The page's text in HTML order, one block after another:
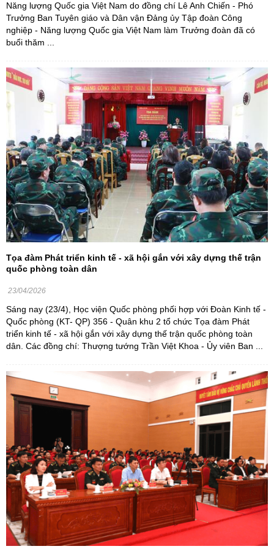
Năng lượng Quốc gia Việt Nam do đồng chí Lê Anh Chiến - Phó
Trưởng Ban Tuyên giáo và Dân vận Đảng ủy Tập đoàn Công
nghiệp - Năng lượng Quốc gia Việt Nam làm Trưởng đoàn đã có
buổi thăm ...
Tọa đàm Phát triển kinh tế - xã hội gắn với xây dựng thế trận
quốc phòng toàn dân
23/04/2026
Sáng nay (23/4), Học viện Quốc phòng phối hợp với Đoàn Kinh tế -
Quốc phòng (KT- QP) 356 - Quân khu 2 tổ chức Tọa đàm Phát
triển kinh tế - xã hội gắn với xây dựng thế trận quốc phòng toàn
dân. Các đồng chí: Thượng tướng Trần Việt Khoa - Ủy viên Ban ...